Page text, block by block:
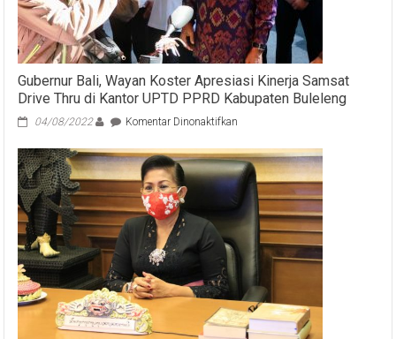
Gubernur Bali, Wayan Koster Apresiasi Kinerja Samsat
Drive Thru di Kantor UPTD PPRD Kabupaten Buleleng
04/08/2022 Komentar Dinonaktifkan
Bali,
Wayan
Koster
Apresiasi
Kinerja
Samsat
Drive
Kantor
UPTD
PPRD